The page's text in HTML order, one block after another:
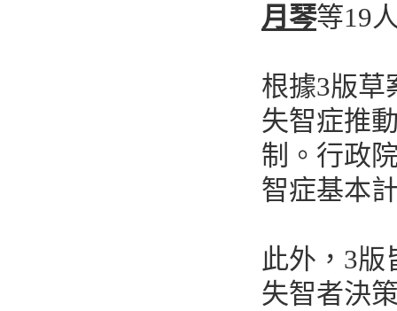
月琴等19
根據3版草
失智症推
制。行政
智症基本
此外，3
失智者決